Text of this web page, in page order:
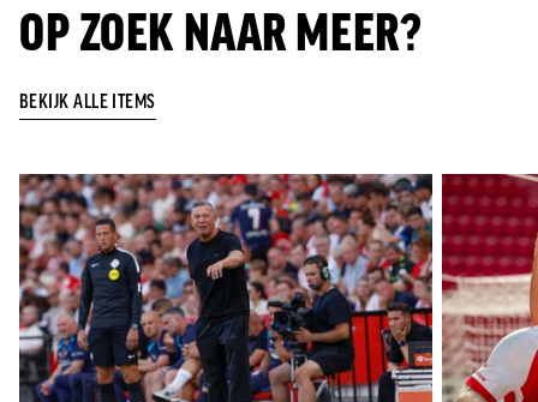
OP ZOEK NAAR MEER?
BEKIJK ALLE ITEMS